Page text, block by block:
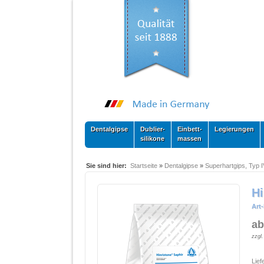
Dentalgipse
Dublier-
silikone
Einbett-
massen
Legierungen
Sie sind hier: Startseite » Dentalgipse » Superhartgips, Typ
Art-